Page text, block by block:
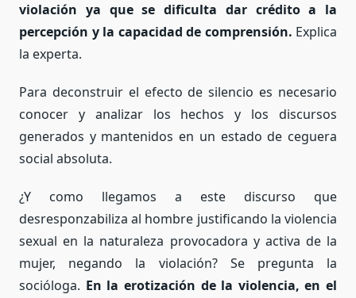
violación ya que se dificulta dar crédito a la
percepción y la capacidad de comprensión. Explica
la experta.
Para deconstruir el efecto de silencio es necesario
conocer y analizar los hechos y los discursos
generados y mantenidos en un estado de ceguera
social absoluta.
¿Y como llegamos a este discurso que
desresponzabiliza al hombre justificando la violencia
sexual en la naturaleza provocadora y activa de la
mujer, negando la violación? Se pregunta la
socióloga. En la erotización de la violencia, en el